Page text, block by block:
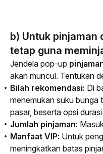
b) Untuk pinjaman
tetap guna
Jendela pop-up
akan muncul. Tentukan
Bilah rekomendasi: Di
menemukan suku bunga
pasar, beserta opsi
Jumlah pinjaman:
Manfaat VIP: Untuk
meningkatkan batas